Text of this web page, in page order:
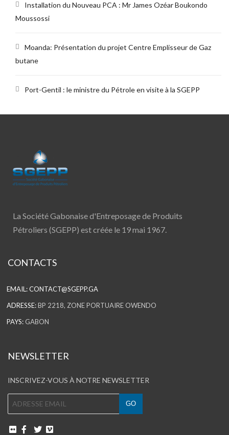
Installation du Nouveau PCA : Mr James Ozéar Boukondo
Moussossi
Moanda: Présentation du projet Centre Emplisseur de Gaz
butane
Port-Gentil : le ministre du Pétrole en visite à la SGEPP
La Société Gabonaise d'Entreposage de Produits
Pétroliers (SGEPP) est créée le 19 mai 1967.
CONTACTS
EMAIL:CONTACT@SGEPP.GA
ADRESSE:BP 2218, ZONE PORTUAIRE OWENDO
PAYS: GABON
NEWSLETTER
INSCRIVEZ-VOUS À NOTRE NEWSLETTER